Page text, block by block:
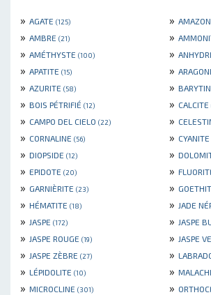
» AGATE (125) »
» AMBRE (21) »
» AMÉTHYSTE (100) »
» APATITE (15) »
» AZURITE (58) »
» BOIS PÉTRIFIÉ (12) » CALCITE
» CAMPO DEL CIELO (22) »
» CORNALINE (56) » CYANITE
» DIOPSIDE (12) »
» EPIDOTE (20) »
» GARNIÈRITE (23) »
» HÉMATITE (18) » JADE
» JASPE (172) » JASPE
» JASPE ROUGE (19) » JASPE
» JASPE ZÈBRE (27) »
» LÉPIDOLITE (10) »
» MICROCLINE (301) »